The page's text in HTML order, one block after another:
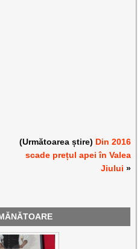
(Următoarea știre) Din 2016
scade prețul apei în Valea
Jiului »